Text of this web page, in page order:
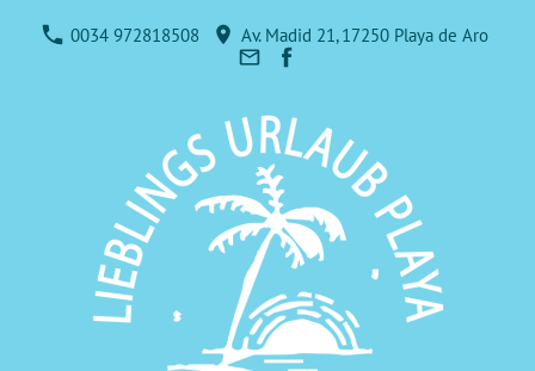
0034 972818508 Av. Madid 21, 17250 Playa de Aro